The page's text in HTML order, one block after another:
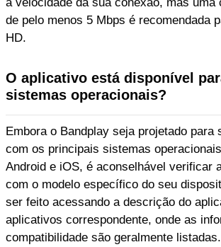
de pelo menos 5 Mbps é recomendada
HD.
O aplicativo está disponível
sistemas operacionais?
Embora o Bandplay seja projetado para
com os principais sistemas
Android e iOS, é aconselhável verificar
com o modelo específico do seu
ser feito acessando a descrição do
aplicativos correspondente, onde as
compatibilidade são geralmente listadas.